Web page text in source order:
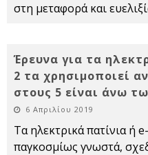
στη μεταφορά και
Έρευνα για τα
2 τα χρησιμοποιεί
στους 5 είναι άνω
6 Απριλίου 2019
Τα ηλεκτρικά πατίνια ή
παγκοσμίως γνωστά,